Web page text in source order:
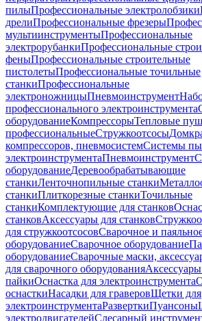
пилыПрофессиональные электролобзики
дрелиПрофессиональные фрезеры
мультиинструментыПрофессиональные
электрорубанкиПрофессиональные
феныПрофессиональные строительные
пистолетыПрофессиональные точильные
станкиПрофессиональные
электроножницыПневмоинструмент
профессионального электроинструмента
оборудованиеКомпрессорыТепловые
профессиональныеСтружкоотсосы
компрессоров, пневмосистемСистемы
электроинструментаПневмоинструмент
оборудованиеДеревообрабатывающие
станкиЛенточнопильные станки
станкиПлиткорезные станкиТочильные
станкиКомплектующие для станков
станковАксессуары для станков
для стружкоотсосовСварочное и
оборудованиеСварочное оборудование
оборудованиеСварочные маски,
для сварочного оборудования
пайкиОснастка для электроинструмента
оснасткиНасадки для граверовЩетки для
электроинструментаРазверткиПуансоны
электродвигателейСлесарный